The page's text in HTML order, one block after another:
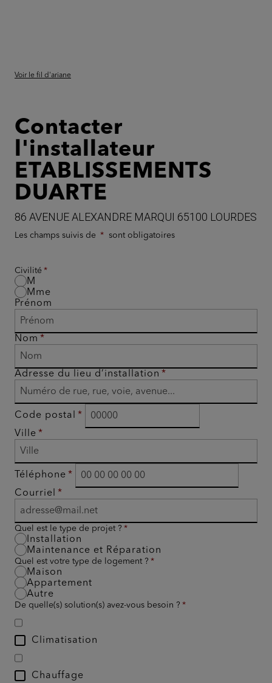
Voir le fil d'ariane
Contacter
l'installateur
ETABLISSEMENTS
DUARTE
86 AVENUE ALEXANDRE MARQUI 65100 LOURDES
Les champs suivis de sont obligatoires
Civilité
M
Mme
Prénom
Nom
Adresse du lieu d’installation
Code postal
Ville
Téléphone
Courriel
Quel est le type de projet ?
Installation
Maintenance et Réparation
Quel est votre type de logement ?
Maison
Appartement
Autre
De quelle(s) solution(s) avez-vous besoin ?
Climatisation
Chauffage